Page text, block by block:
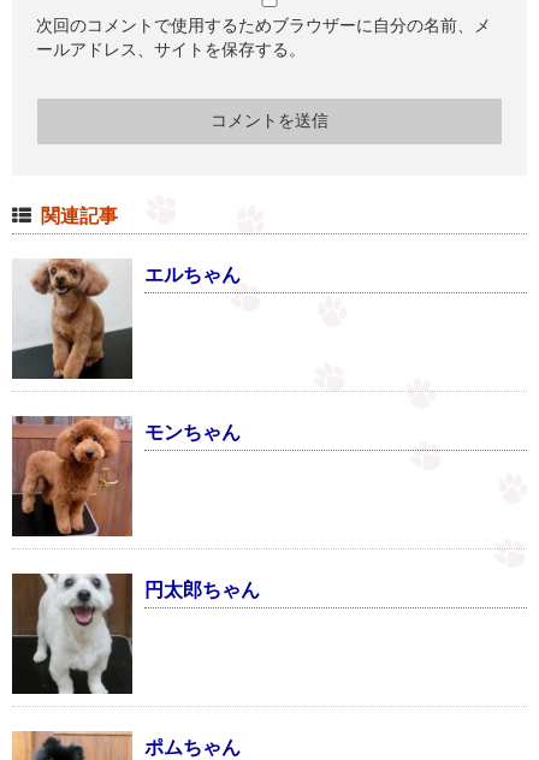
次回のコメントで使用するためブラウザーに自分の名前、メ
ールアドレス、サイトを保存する。
関連記事
エルちゃん
モンちゃん
円太郎ちゃん
ポムちゃん